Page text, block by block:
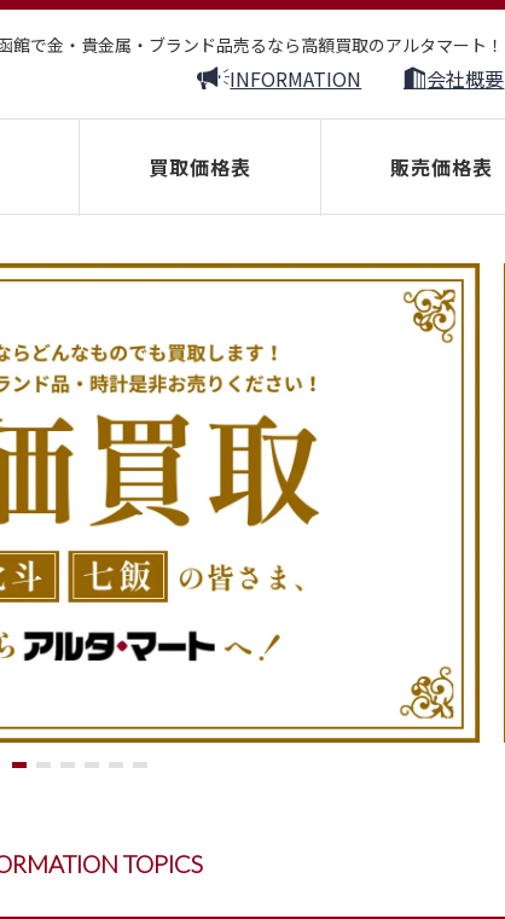
館で金・貴金属・ブランド品売るなら高額買取のアルタマート！
INFORMATION 会社概要
買取価格表 販売価格表
TOPICS